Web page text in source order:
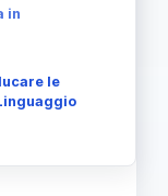
in
le